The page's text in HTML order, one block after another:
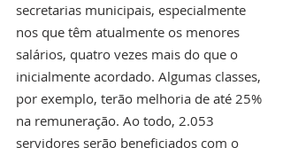
secretarias municipais, especialmente
nos que têm atualmente os menores
salários, quatro vezes mais do que o
inicialmente acordado. Algumas classes,
por exemplo, terão melhoria de até 25%
na remuneração. Ao todo, 2.053
servidores serão beneficiados com o